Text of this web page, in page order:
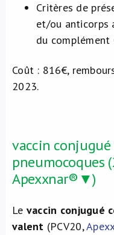
Critères de
et/ou
du complément
Coût : 816€,
2023.
vaccin
pneumocoques
Apexxnar®▼)
Le vaccin conjugué
valent (PCV20,